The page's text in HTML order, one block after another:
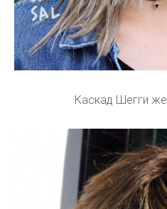
Каскад Шегги